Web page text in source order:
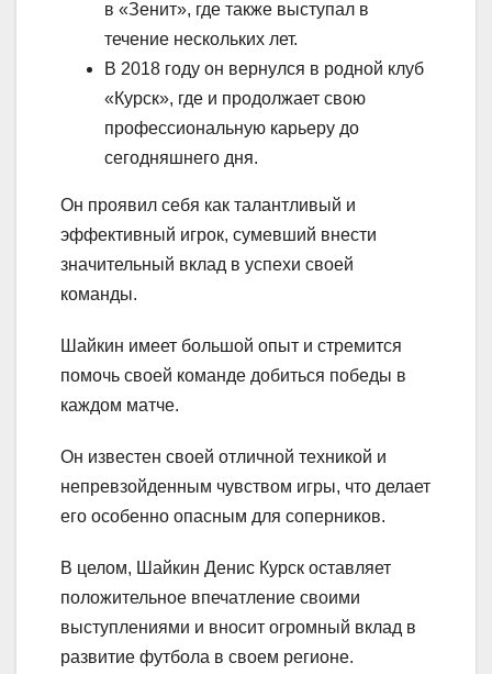
в «Зенит», где также выступал в
течение нескольких лет.
В 2018 году он вернулся в родной клуб
«Курск», где и продолжает свою
профессиональную карьеру до
сегодняшнего дня.
Он проявил себя как талантливый и
эффективный игрок, сумевший внести
значительный вклад в успехи своей
команды.
Шайкин имеет большой опыт и стремится
помочь своей команде добиться победы в
каждом матче.
Он известен своей отличной техникой и
непревзойденным чувством игры, что делает
его особенно опасным для соперников.
В целом, Шайкин Денис Курск оставляет
положительное впечатление своими
выступлениями и вносит огромный вклад в
развитие футбола в своем регионе.